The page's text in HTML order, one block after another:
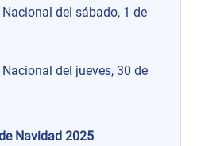
del sábado, 1 de
del jueves, 30 de
Navidad 2025